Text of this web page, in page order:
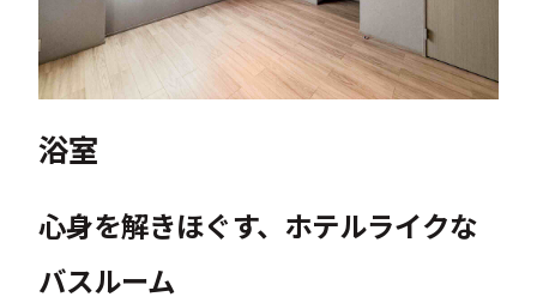
浴室
心身を解きほぐす、ホテルライクな
バスルーム